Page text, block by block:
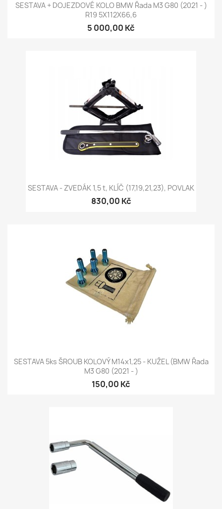
SESTAVA + DOJEZDOVÉ KOLO BMW Řada M3 G80 (2021 - )
R19 5X112X66,6
5 000,00 Kč
SESTAVA - ZVEDÁK 1,5 t, KLÍČ (17,19,21,23), POVLAK
830,00 Kč
SESTAVA 5ks ŠROUB KOLOVÝ M14x1,25 - KUŽEL (BMW Řada
M3 G80 (2021 - )
150,00 Kč